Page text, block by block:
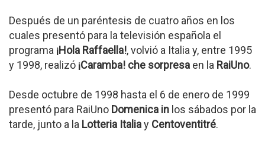
Después de un paréntesis de cuatro años en los
cuales presentó para la televisión española el
programa ¡Hola Raffaella!, volvió a Italia y, entre 1995
y 1998, realizó ¡Caramba! che sorpresa en la RaiUno.
Desde octubre de 1998 hasta el 6 de enero de 1999
presentó para RaiUno Domenica in los sábados por la
tarde, junto a la Lotteria Italiay Centoventitré.